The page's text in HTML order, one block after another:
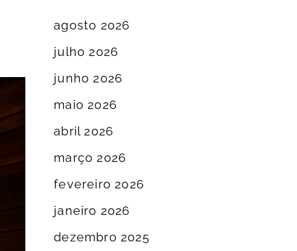
agosto 2026
julho 2026
junho 2026
maio 2026
abril 2026
março 2026
fevereiro 2026
janeiro 2026
dezembro 2025